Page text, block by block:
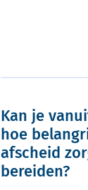
Kan je
hoe
afscheid
bereiden?